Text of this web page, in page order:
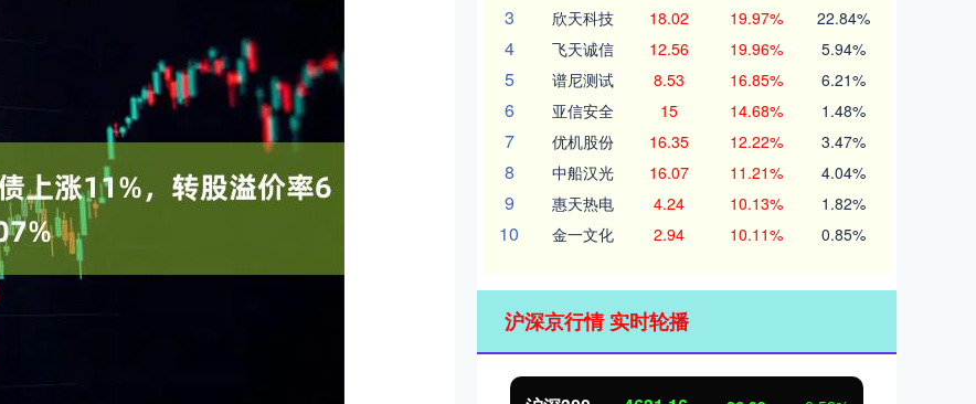
3 欣天科技 18.02 19.97% 22.84%
4 飞天诚信 12.56 19.96% 5.94%
5 谱尼测试 8.53 16.85% 6.21%
6 亚信安全 15 14.68% 1.48%
7 优机股份 16.35 12.22% 3.47%
8 中船汉光 16.07 11.21% 4.04%
9 惠天热电 4.24 10.13% 1.82%
10 金一文化 2.94 10.11% 0.85%
沪深京行情 实时轮播